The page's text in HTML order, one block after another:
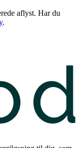
aflyst. Har du
.